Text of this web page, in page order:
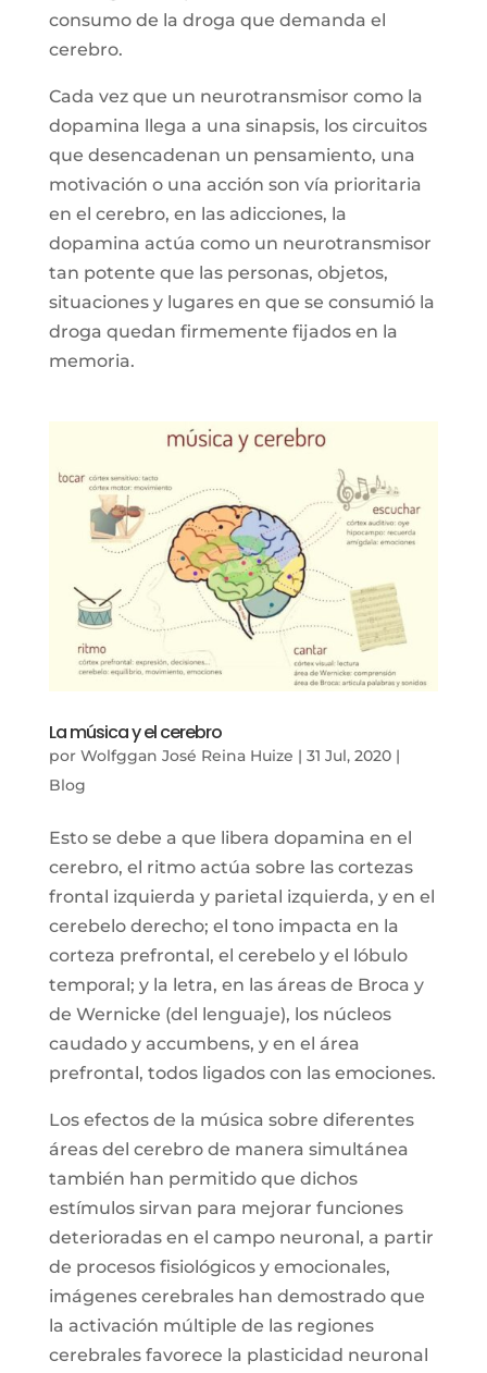
consumo de la droga que demanda el
cerebro.
Cada vez que un neurotransmisor como la
dopamina llega a una sinapsis, los circuitos
que desencadenan un pensamiento, una
motivación o una acción son vía prioritaria
en el cerebro, en las adicciones, la
dopamina actúa como un neurotransmisor
tan potente que las personas, objetos,
situaciones y lugares en que se consumió la
droga quedan firmemente fijados en la
memoria.
La música y el cerebro
por Wolfggan José Reina Huize | 31 Jul, 2020|
Blog
Esto se debe a que libera dopamina en el
cerebro, el ritmo actúa sobre las cortezas
frontal izquierda y parietal izquierda, y en el
cerebelo derecho; el tono impacta en la
corteza prefrontal, el cerebelo y el lóbulo
temporal; y la letra, en las áreas de Broca y
de Wernicke (del lenguaje), los núcleos
caudado y accumbens, y en el área
prefrontal, todos ligados con las emociones.
Los efectos de la música sobre diferentes
áreas del cerebro de manera simultánea
también han permitido que dichos
estímulos sirvan para mejorar funciones
deterioradas en el campo neuronal, a partir
de procesos fisiológicos y emocionales,
imágenes cerebrales han demostrado que
la activación múltiple de las regiones
cerebrales favorece la plasticidad neuronal